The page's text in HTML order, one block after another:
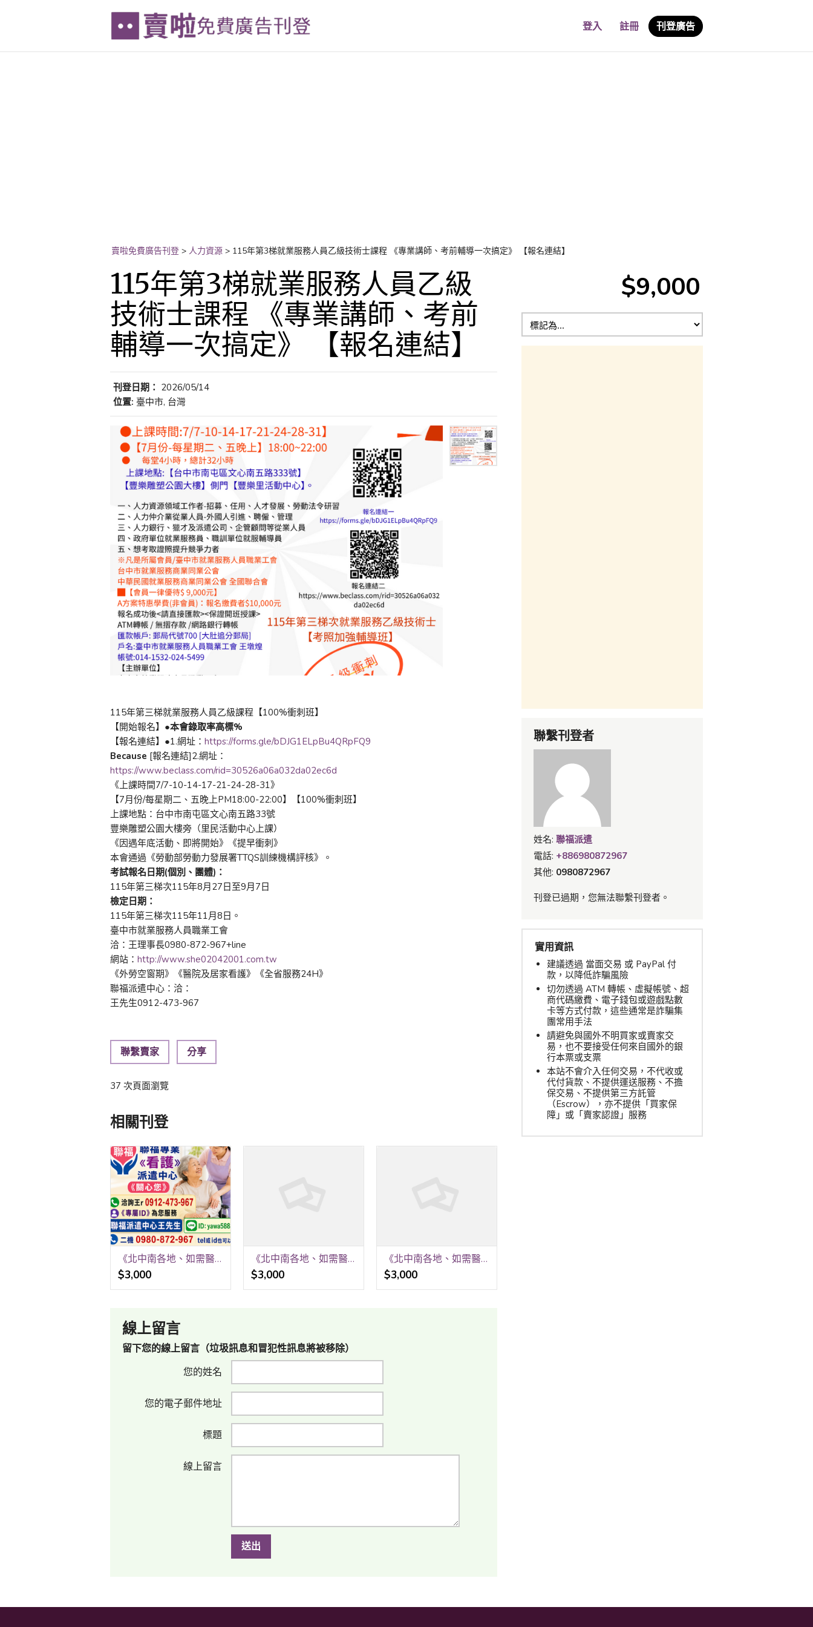
登入 註冊 刊登廣告
賣啦免費廣告刊登 > 人力資源 > 115年第3梯就業服務人員乙級技術士課程 《專業講師、考前輔導一次搞定》 【報名連結】
115年第3梯就業服務人員乙級
技術士課程 《專業講師、考前
輔導一次搞定》 【報名連結】
刊登日期： 2026/05/14
位置: 臺中市, 台灣
115年第三梯就業服務人員乙級課程【100%衝刺班】
【開始報名】●本會錄取率高標%
【報名連結】●1.網址： https://forms.gle/bDJG1ELpBu4QRpFQ9
Because [報名連結]2.網址：
https://www.beclass.com/rid=30526a06a032da02ec6d
《上課時間7/7-10-14-17-21-24-28-31》
【7月份/每星期二、五晚上PM18:00-22:00】【100%衝刺班】
上課地點：台中市南屯區文心南五路33號
豐樂雕塑公園大樓旁（里民活動中心上課）
《因遇年底活動、即將開始》《提早衝刺》
本會通過《勞動部勞動力發展署TTQS訓練機構評核》。
考試報名日期(個別、團體)：
115年第三梯次115年8月27日至9月7日
檢定日期：
115年第三梯次115年11月8日。
臺中市就業服務人員職業工會
洽：王理事長0980-872-967+line
網站： http://www.she02042001.com.tw
《外勞空窗期》《醫院及居家看護》《全省服務24H》
聯福派遣中心：洽：
王先生0912-473-967
聯繫賣家 分享
37 次頁面瀏覽
相關刊登
《北中南各地、如需醫院、居家看護》24H 《請提早預約、才可能會有看護》 祝福平安、健康。 聯福專業«看護»派遣中心《關心您》 洽詢王r 0912-473-967
$3,000
《北中南各地、如需醫院、居家看護》24H 《請提早預約、才可能會有看護》 祝福平安、健康。 聯福專業«看護»派遣中心《關心您》 洽詢王r 0912-473-967
$3,000
《北中南各地、如需醫院、居家看護》24H 《請提早預約、才可能會有看護》 祝福平安、健康。 聯福專業«看護»派遣中心《關心您》 洽詢王r 0912-473-967
$3,000
線上留言
留下您的線上留言（垃圾訊息和冒犯性訊息將被移除）
您的姓名
您的電子郵件地址
標題
線上留言
送出
$9,000
聯繫刊登者
姓名: 聯福派遣
電話: +886980872967
其他: 0980872967
刊登已過期，您無法聯繫刊登者。
實用資訊
建議透過 當面交易 或 PayPal 付
款，以降低詐騙風險
切勿透過 ATM 轉帳、虛擬帳號、超
商代碼繳費、電子錢包或遊戲點數
卡等方式付款，這些通常是詐騙集
團常用手法
請避免與國外不明買家或賣家交
易，也不要接受任何來自國外的銀
行本票或支票
本站不會介入任何交易，不代收或
代付貨款、不提供運送服務、不擔
保交易、不提供第三方託管
（Escrow），亦不提供「買家保
障」或「賣家認證」服務